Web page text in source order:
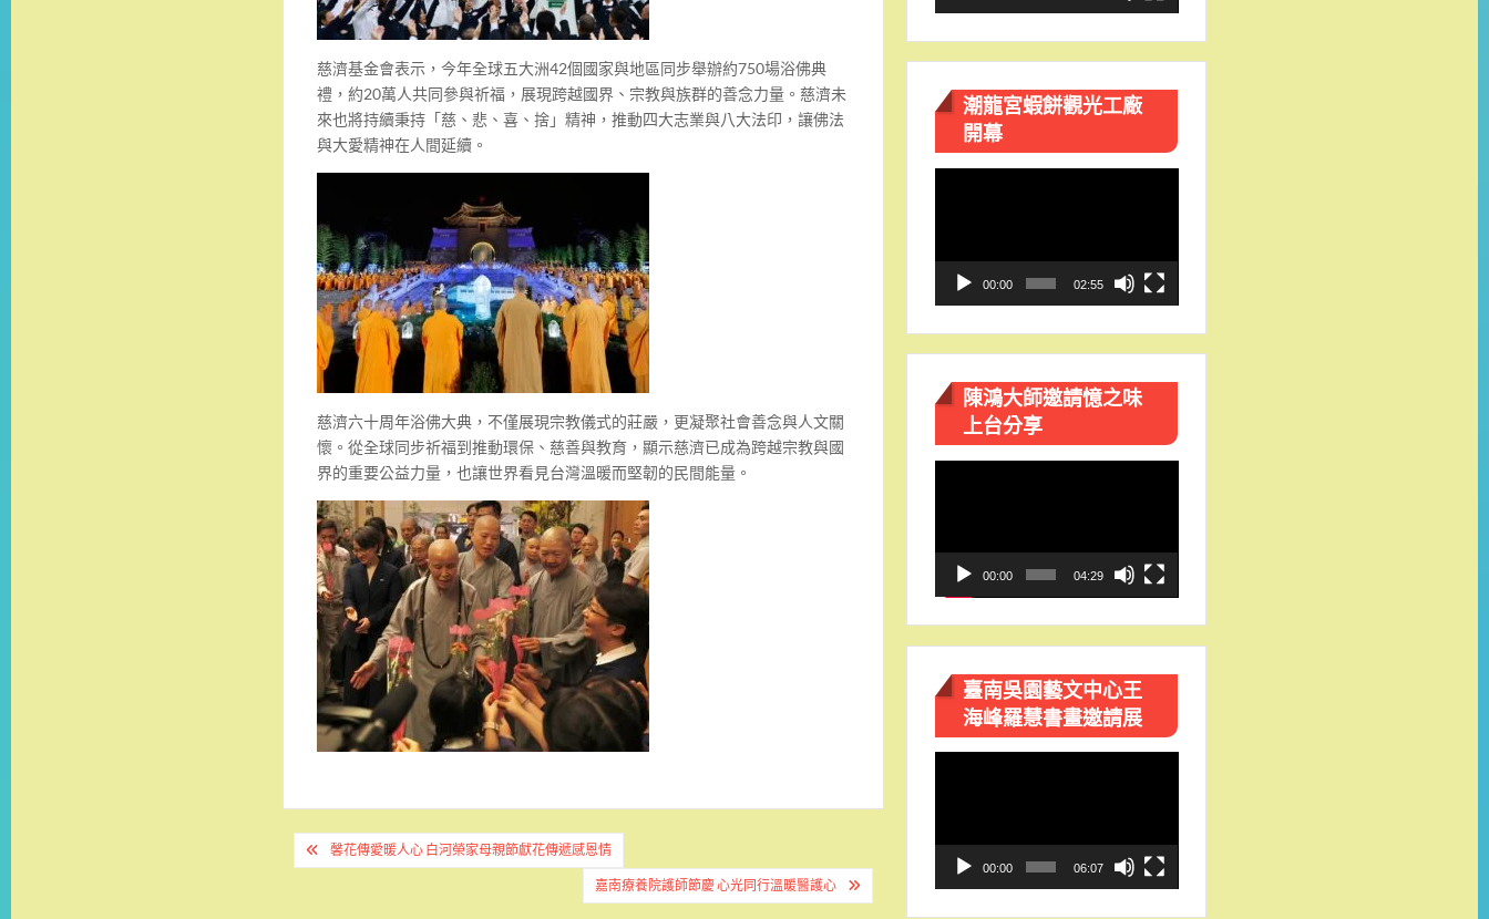
慈濟基金會表示，今年全球五大洲42個國家與地區同步舉辦約750場浴佛典
禮，約20萬人共同參與祈福，展現跨越國界、宗教與族群的善念力量。慈濟未
來也將持續秉持「慈、悲、喜、捨」精神，推動四大志業與八大法印，讓佛法
與大愛精神在人間延續。
慈濟六十周年浴佛大典，不僅展現宗教儀式的莊嚴，更凝聚社會善念與人文關
懷。從全球同步祈福到推動環保、慈善與教育，顯示慈濟已成為跨越宗教與國
界的重要公益力量，也讓世界看見台灣溫暖而堅韌的民間能量。
文
章
馨花傳愛暖人心 白河榮家母親節獻花傳遞感恩情
嘉南療養院護師節慶 心光同行溫暖醫護心
潮龍宮蝦餅觀光工廠
開幕
00:00 02:55
陳鴻大師邀請憶之味
上台分享
放
00:00 04:29
臺南吳園藝文中心王
海峰羅慧書畫邀請展
00:00 06:07